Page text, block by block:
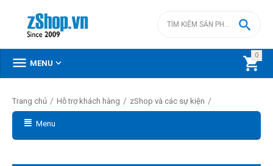
0


 MENU 
Trang chủ / Hỗ trợ khách hàng / zShop và các sự kiện /
Menu